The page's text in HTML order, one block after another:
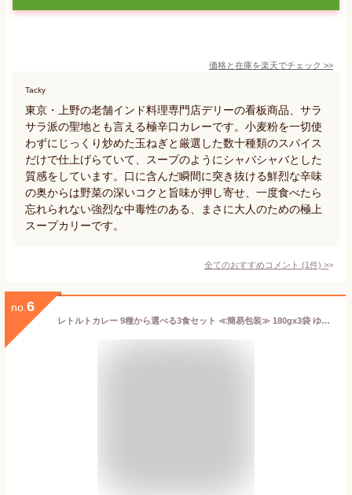
価格と在庫を楽天でチェック >>
Tacky
東京・上野の老舗インド料理専門店デリーの看板商品、サラ
サラ派の聖地とも言える極辛口カレーです。小麦粉を一切使
わずにじっくり炒めた玉ねぎと厳選した数十種類のスパイス
だけで仕上げらていて、スープのようにシャバシャバとした
質感をしています。口に含んだ瞬間に突き抜ける鮮烈な辛味
の奥からは野菜の深いコクと旨味が押し寄せ、一度食べたら
忘れられない強烈な中毒性のある、まさに大人のための極上
スープカリーです。
全てのおすすめコメント (1件) >
no. 6
レトルトカレー 9種から選べる3食セット ≪簡易包装≫ 180gx3袋 ゆうパケット送料無料 レトルトパウチ 常備 ローリングストック 非常食 セット商品 ギフト クリスマス お歳暮